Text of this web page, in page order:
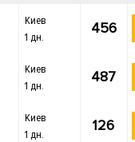
Киев
1 дн.
456
Киев
1 дн.
487
Киев
1 дн.
126